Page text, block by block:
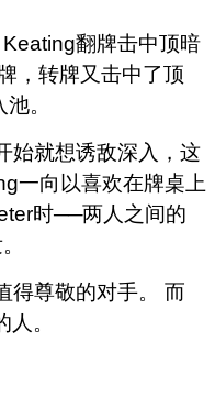
翻牌击中顶暗
，转牌又击中了顶
。
始就想诱敌深入，这
一向以喜欢在牌桌上
时──两人之间的
得尊敬的对手。 而
。